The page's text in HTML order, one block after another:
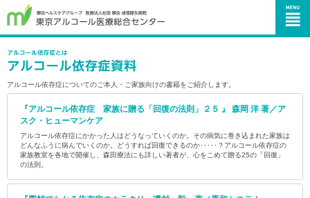
アルコール依存症についてのご本人・ご家族向けの書籍をご紹介します。
『アルコール依存症 家族に贈る「回復の法則」２５ 』 森岡 洋 著／ア
スク・ヒューマンケア
アルコール依存症にかかった人はどうなっていくのか。その病気に巻き込まれた家族は
どんなふうに病んでいくのか。どうすれば回復できるのか･････？アルコール依存症の
家族教室を各地で開催し、森田療法にも詳しい著者が、心をこめて贈る25の「回復」
の法則。